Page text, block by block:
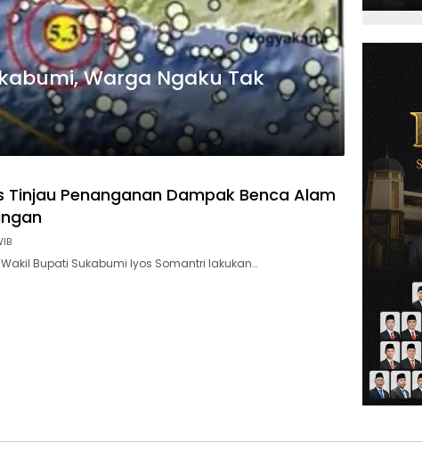
Warga Ngaku Tak
Tinjau Penanganan Dampak Benca Alam
– Wakil Bupati Sukabumi Iyos Somantri lakukan…